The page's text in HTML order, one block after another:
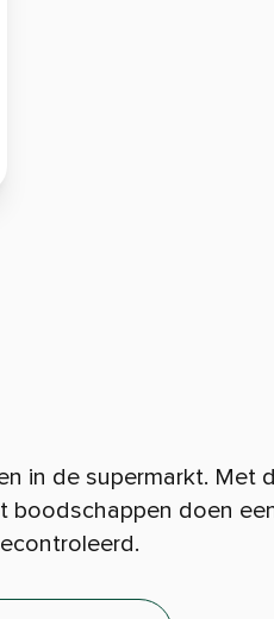
in de supermarkt. Met
doen